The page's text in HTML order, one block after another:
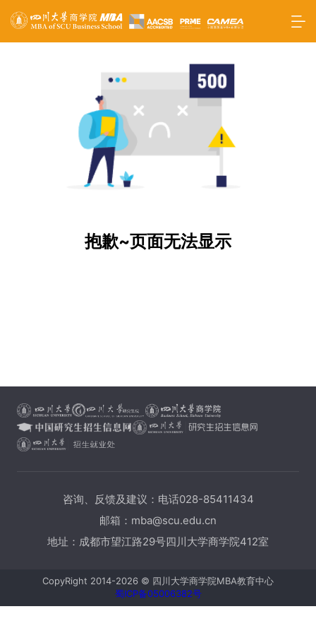
抱歉~页面无法显示
咨询、反馈及建议：电话028-85411434
邮箱：mba@scu.edu.cn
地址：成都市望江路29号四川大学商学院412室
CopyRight 2014-2026 © 四川大学商学院MBA教育中心
蜀ICP备05006382号